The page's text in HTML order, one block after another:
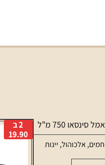
סינסאו 750 מ"ל
,אלכוהול, יינות
2 ב
19.90